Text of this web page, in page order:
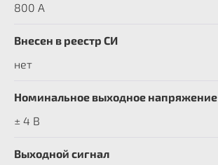
800 А
Внесен в реестр СИ
нет
Номинальное выходное напряжение
± 4 В
Выходной сигнал